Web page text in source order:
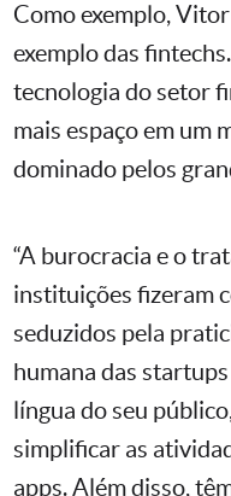
Como exemplo,
exemplo das
tecnologia do setor
mais espaço em um
dominado pelos
“A burocracia e o
instituições fizeram
seduzidos pela
humana das
língua do seu
simplificar as
apps. Além disso,